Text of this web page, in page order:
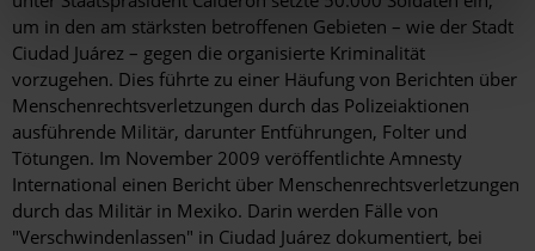
um in den am stärksten betroffenen Gebieten – wie der Stadt
Ciudad Juárez – gegen die organisierte Kriminalität
vorzugehen. Dies führte zu einer Häufung von Berichten über
Menschenrechtsverletzungen durch das Polizeiaktionen
ausführende Militär, darunter Entführungen, Folter und
Tötungen. Im November 2009 veröffentlichte Amnesty
International einen Bericht über Menschenrechtsverletzungen
durch das Militär in Mexiko. Darin werden Fälle von
"Verschwindenlassen" in Ciudad Juárez dokumentiert, bei